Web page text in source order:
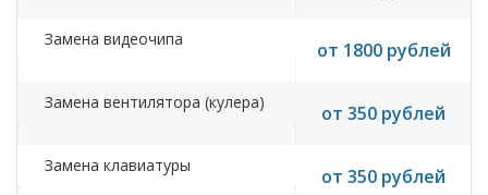
Замена видеочипа от 1800 рублей
Замена вентилятора (кулера) от 350 рублей
Замена клавиатуры от 350 рублей